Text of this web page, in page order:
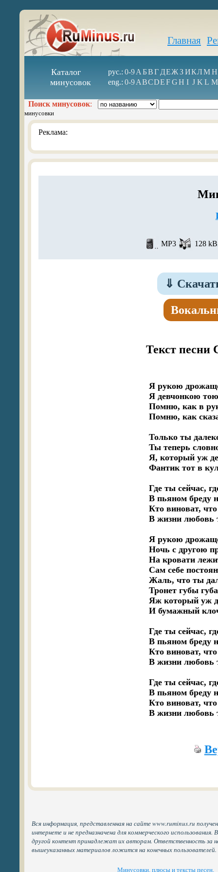
Главная
Каталог
минусовок
рус.: 0-9А БВГ ДЕЖ З ИКЛМН
eng.: 0-9ABCDEFGH I J K L M
Поиск минусовок:
минусовки
Реклама:
MP3 128
⇓
Текст песни
Я рукою
Я девчонкою
Помню, как в
Помню, как
Только ты
Ты теперь
Я, который уж
Фантик тот в
Где ты сейчас,
В пьяном бреду
Кто виноват,
В жизни любовь
Я рукою
Ночь с другою
На кровати
Сам себе
Жаль, что ты
Тронет губы
Яж который уж
И бумажный
Где ты сейчас,
В пьяном бреду
Кто виноват,
В жизни любовь
Где ты сейчас,
В пьяном бреду
Кто виноват,
В жизни любовь
Вся информация, представленная на сайте www.ruminus.ru
интернете и не предназначена для коммерческого
другой контент принадлежат их авторам. Ответственность за
вышеуказанных материалов ложится на конечных пользователей.
Минусовки, плюсы и тексты песен,